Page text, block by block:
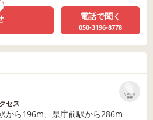
電話で聞く
050-3196-8778
リストに
保存
セス
から196m、県庁前駅から286m